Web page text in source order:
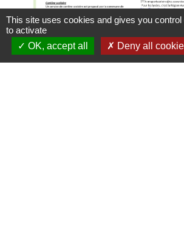
This site uses cookies and gives you
to activate
OK, accept all
Deny all